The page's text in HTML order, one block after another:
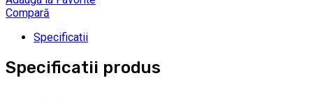
Compară
Specificatii
Specificatii produs